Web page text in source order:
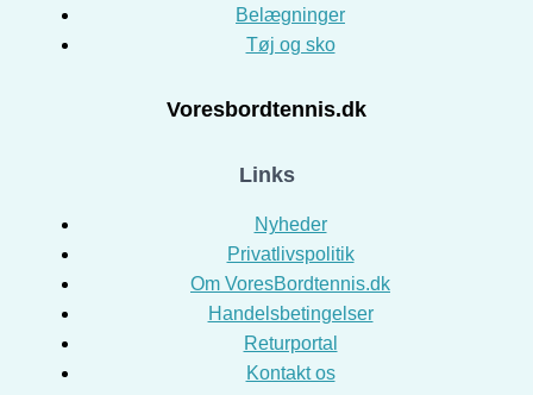
Belægninger
Tøj og sko
Voresbordtennis.dk
Links
Nyheder
Privatlivspolitik
Om VoresBordtennis.dk
Handelsbetingelser
Returportal
Kontakt os